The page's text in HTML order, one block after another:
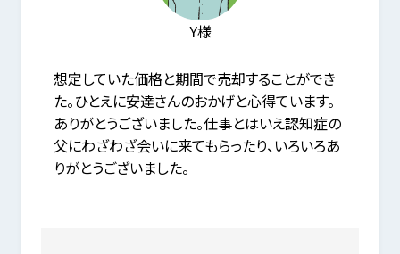
Y様
想定していた価格と期間で売却することができ
た。ひとえに安達さんのおかげと心得ています。
ありがとうございました。仕事とはいえ認知症の
父にわざわざ会いに来てもらったり、いろいろあ
りがとうございました。